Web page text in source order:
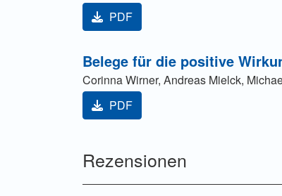
PDF
Belege für die positive
Corinna Wirner, Andreas Mielck,
PDF
Rezensionen